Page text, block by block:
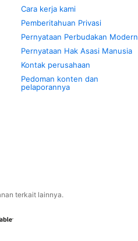
Cara kerja kami
Pemberitahuan Privasi
Pernyataan Perbudakan Modern
Pernyataan Hak Asasi Manusia
Kontak perusahaan
Pedoman konten dan
pelaporannya
terkait lainnya.